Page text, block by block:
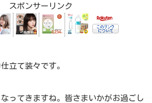
スポンサーリンク
立て装々です。
ってきますね。皆さまいかがお過ごし